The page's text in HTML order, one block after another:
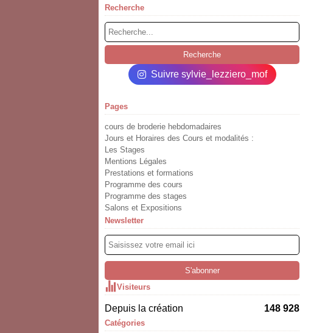
Recherche
Suivre sylvie_lezziero_mof
Pages
cours de broderie hebdomadaires
Jours et Horaires des Cours et modalités :
Les Stages
Mentions Légales
Prestations et formations
Programme des cours
Programme des stages
Salons et Expositions
Newsletter
Visiteurs
Depuis la création 148 928
Catégories